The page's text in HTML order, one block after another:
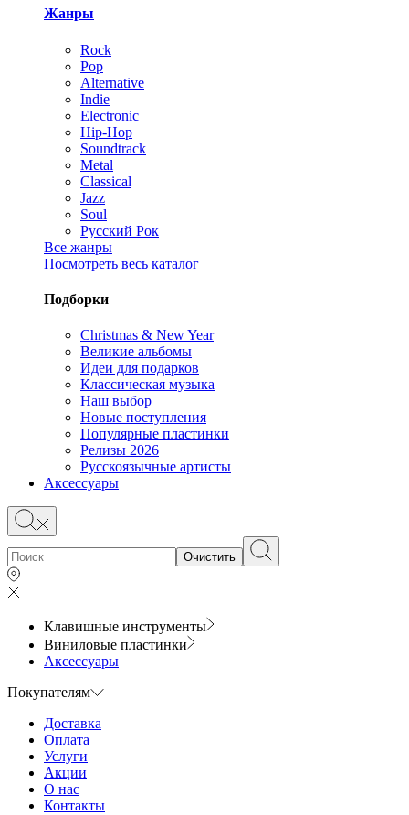
Жанры
Rock
Pop
Alternative
Indie
Electronic
Hip-Hop
Soundtrack
Metal
Classical
Jazz
Soul
Русский Рок
Все жанры
Посмотреть весь каталог
Подборки
Christmas & New Year
Великие альбомы
Идеи для подарков
Классическая музыка
Наш выбор
Новые поступления
Популярные пластинки
Релизы 2026
Русскоязычные артисты
Аксессуары
Очистить
Клавишные инструменты
Виниловые пластинки
Аксессуары
Покупателям
Доставка
Оплата
Услуги
Акции
О нас
Контакты